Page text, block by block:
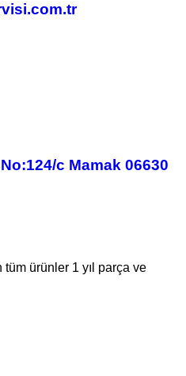
c Mamak 06630
tüm ürünler 1 yıl parça ve